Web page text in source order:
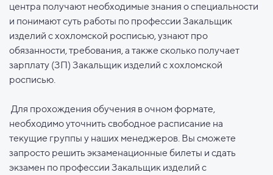
центра получают необходимые знания о специальности
и понимают суть работы по профессии Закальщик
изделий с хохломской росписью, узнают про
обязанности, требования, а также сколько получает
зарплату (ЗП) Закальщик изделий с хохломской
росписью.
Для прохождения обучения в очном формате,
необходимо уточнить свободное расписание на
текущие группы у наших менеджеров. Вы сможете
запросто решить экзаменационные билеты и сдать
экзамен по профессии Закальщик изделий с